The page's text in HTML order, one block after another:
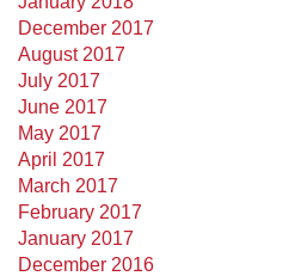
December 2017
August 2017
July 2017
June 2017
May 2017
April 2017
March 2017
February 2017
January 2017
December 2016